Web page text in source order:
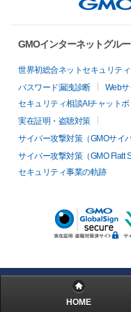
GMOインターネットグル
世界初総合ネットセキュリテ
パスワード漏洩診断
Web
セキュリティ相談AIチャットボ
実在証明・盗聴対策
サイバー攻撃対策（GMOサイ
サイバー攻撃対策（GMO Flatt
セキュリティ事業の軌跡
HOME